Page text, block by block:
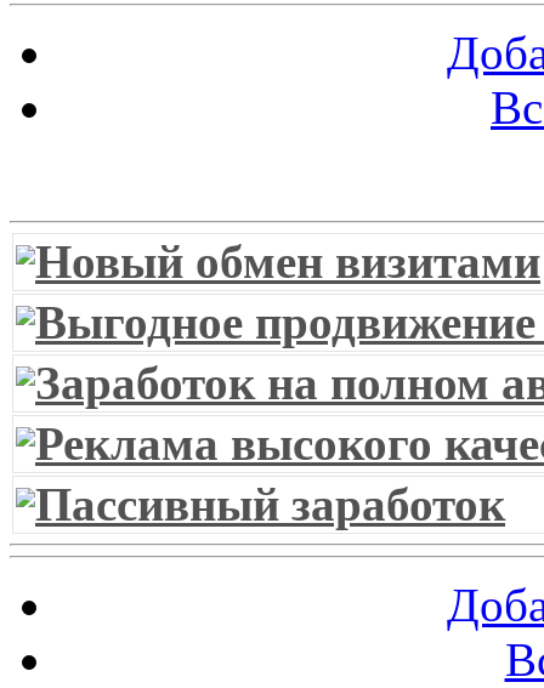
Новый обмен визитами
Выгодное продвижение
Заработок на полном
Реклама высокого
Пассивный заработок